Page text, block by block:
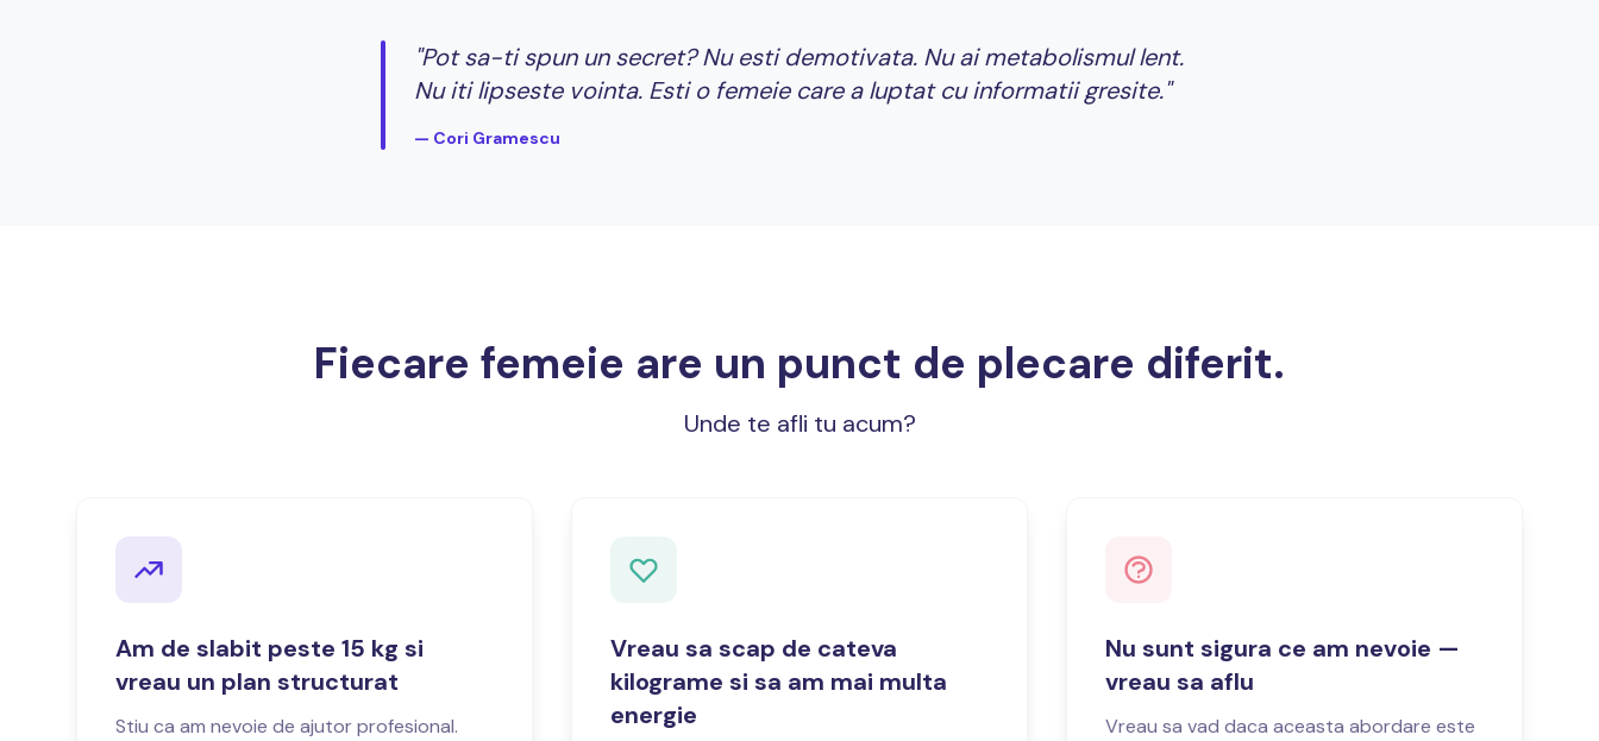
"Pot sa-ti spun un secret? Nu esti demotivata. Nu ai metabolismul lent.
Nu iti lipseste vointa. Esti o femeie care a luptat cu informatii gresite."
— Cori Gramescu
Fiecare femeie are un punct de plecare diferit.
Unde te afli tu acum?
Am de slabit peste 15 kg si
vreau un plan structurat
Stiu ca am nevoie de ajutor profesional.
Vreau sa scap de cateva
kilograme si sa am mai multa
energie
Nu sunt sigura ce am nevoie —
vreau sa aflu
Vreau sa vad daca aceasta abordare este